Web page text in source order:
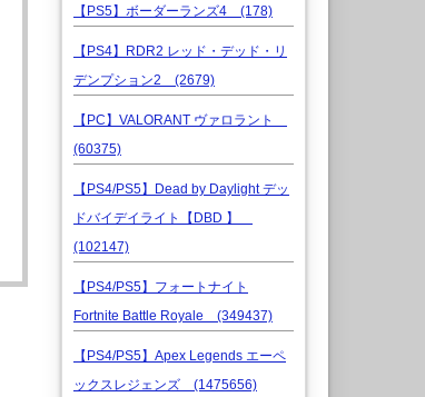
【PS5】ボーダーランズ4 (178)
【PS4】RDR2 レッド・デッド・リ
デンプション2 (2679)
【PC】VALORANT ヴァロラント
(60375)
【PS4/PS5】Dead by Daylight デッ
ドバイデイライト【DBD 】
(102147)
【PS4/PS5】フォートナイト
Fortnite Battle Royale (349437)
【PS4/PS5】Apex Legends エーペ
ックスレジェンズ (1475656)